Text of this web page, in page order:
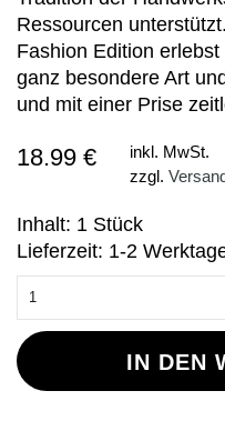
Ressourcen
Fashion Edition
ganz besondere Art
und mit einer Prise
18.99 €
inkl. MwSt.
zzgl.
Inhalt: 1 Stück
Lieferzeit: 1-2